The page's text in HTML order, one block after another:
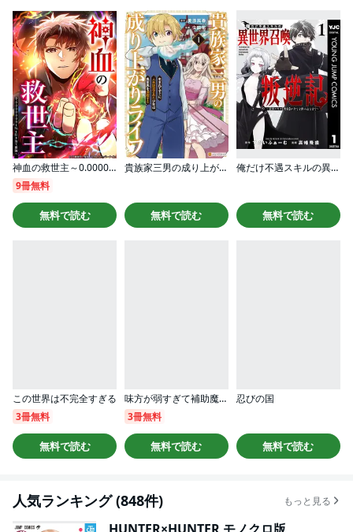
神血の救世主～0.00000001％を引き当て最強へ～【タテヨミ】
9冊無料
無料で読む
貴族家三男の成り上がりライフ 生まれてすぐに人外認定された少年は異世界を満喫する
無料で読む
俺だけ不遇スキルの異世界召喚叛逆記～最弱スキル【吸収】が全てを飲み込むまで～
無料で読む
この世界は不完全すぎる
3冊無料
無料で読む
味方が弱すぎて補助魔法に徹していた宮廷魔法師、追放されて最強を目指す
3冊無料
無料で読む
忍びの国
無料で読む
人気ランキング (848件) もっと見る
HUNTER×HUNTER モノクロ版